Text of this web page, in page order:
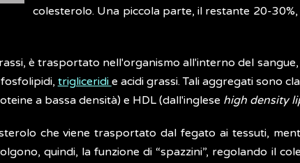
colesterolo. Una piccola parte, il restante 20-
è trasportato nell'organismo all'interno del
trigliceridi e acidi grassi. Tali aggregati sono
a bassa densità) e HDL (dall'inglese high density
che viene trasportato dal fegato ai tessuti,
quindi, la funzione di “spazzini”, regolando il